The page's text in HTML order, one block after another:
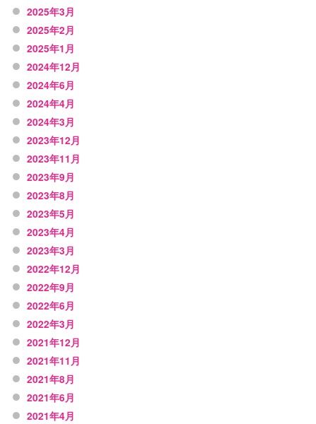
2025年3月
2025年2月
2025年1月
2024年12月
2024年6月
2024年4月
2024年3月
2023年12月
2023年11月
2023年9月
2023年8月
2023年5月
2023年4月
2023年3月
2022年12月
2022年9月
2022年6月
2022年3月
2021年12月
2021年11月
2021年8月
2021年6月
2021年4月